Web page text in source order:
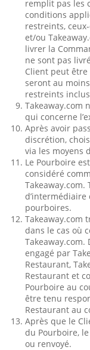
remplit pas les
conditions
restreints,
et/ou
livrer la
ne sont pas
Client peut
seront au
restreints
Takeaway.com
qui concerne
Après avoir
discrétion,
via les moyens
Le Pourboire
considéré
Takeaway.com.
pourboires.
Takeaway.com
dans le cas où
Takeaway.com.
engagé par
Restaurant,
Restaurant et
Pourboire au
être tenu
Restaurant au
Après que le
du Pourboire,
ou renvoyé.